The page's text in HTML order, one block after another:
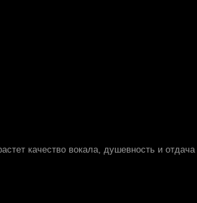
качество вокала, душевность и